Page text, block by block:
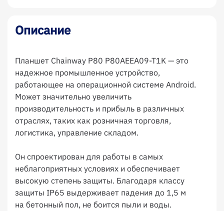
Описание
Планшет Chainway P80 P80AEEA09-T1K — это
надежное промышленное устройство,
работающее на операционной системе Android.
Может значительно увеличить
производительность и прибыль в различных
отраслях, таких как розничная торговля,
логистика, управление складом.
Он спроектирован для работы в самых
неблагоприятных условиях и обеспечивает
высокую степень защиты. Благодаря классу
защиты IP65 выдерживает падения до 1,5 м
на бетонный пол, не боится пыли и воды.